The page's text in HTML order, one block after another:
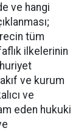
ve hangi
tüm
ilkelerinin
ve kurum
ve
eden hukuki